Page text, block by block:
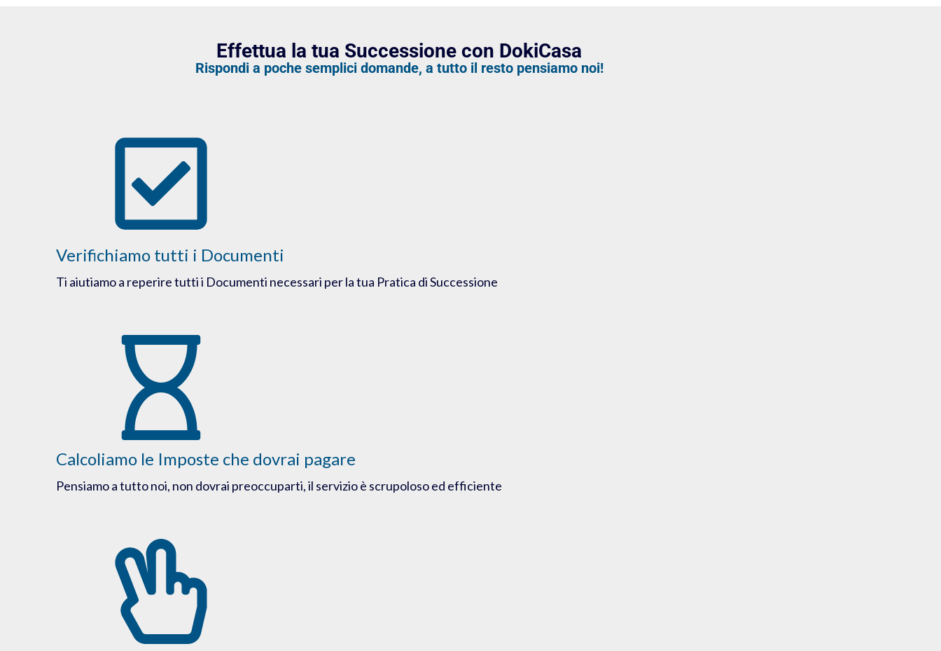
Effettua la tua Successione con DokiCasa
Rispondi a poche semplici domande, a tutto il resto pensiamo noi!
Verifichiamo tutti i Documenti
Ti aiutiamo a reperire tutti i Documenti necessari per la tua Pratica di Successione
Calcoliamo le Imposte che dovrai pagare
Pensiamo a tutto noi, non dovrai preoccuparti, il servizio è scrupoloso ed efficiente